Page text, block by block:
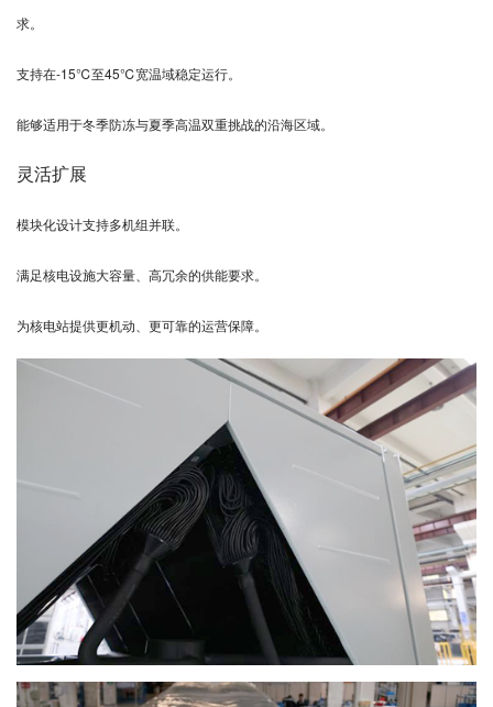
求。
支持在-15℃至45℃宽温域稳定运行。
能够适用于冬季防冻与夏季高温双重挑战的沿海区域。
灵活扩展
模块化设计支持多机组并联。
满足核电设施大容量、高冗余的供能要求。
为核电站提供更机动、更可靠的运营保障。